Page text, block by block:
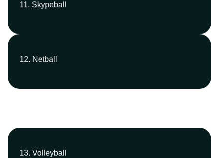
11. Skypeball
12. Netball
13. Volleyball